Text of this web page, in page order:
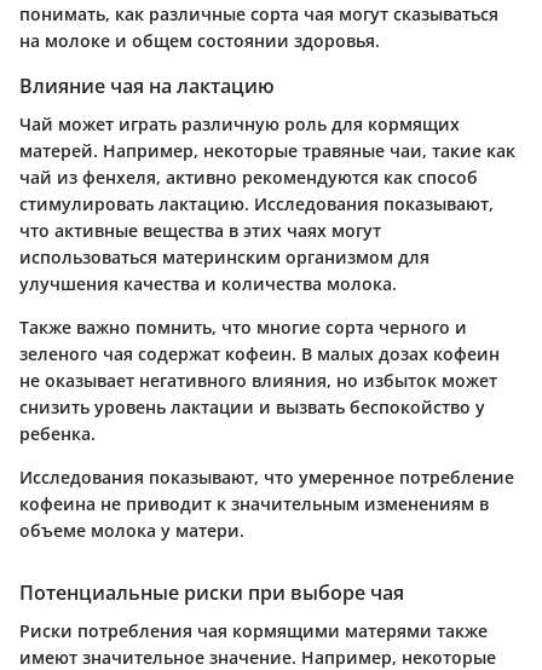
понимать, как различные сорта чая могут сказываться
на молоке и общем состоянии здоровья.
Влияние чая на лактацию
Чай может играть различную роль для кормящих
матерей. Например, некоторые травяные чаи, такие как
чай из фенхеля, активно рекомендуются как способ
стимулировать лактацию. Исследования показывают,
что активные вещества в этих чаях могут
использоваться материнским организмом для
улучшения качества и количества молока.
Также важно помнить, что многие сорта черного и
зеленого чая содержат кофеин. В малых дозах кофеин
не оказывает негативного влияния, но избыток может
снизить уровень лактации и вызвать беспокойство у
ребенка.
Исследования показывают, что умеренное потребление
кофеина не приводит к значительным изменениям в
объеме молока у матери.
Потенциальные риски при выборе чая
Риски потребления чая кормящими матерями также
имеют значительное значение. Например, некоторые